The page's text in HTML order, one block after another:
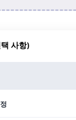
드라이브에
사항)